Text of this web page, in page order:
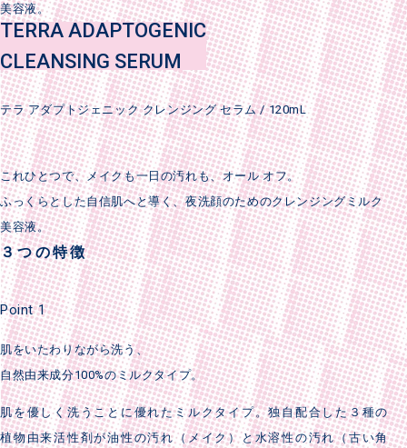
美容液。
TERRA ADAPTOGENIC
CLEANSING SERUM
テラ アダプトジェニック クレンジング セラム / 120mL
これひとつで、メイクも一日の汚れも、オール オフ。
ふっくらとした自信肌へと導く、夜洗顔のためのクレンジングミルク
美容液。
３つの特徴
Point 1
肌をいたわりながら洗う、
自然由来成分100%のミルクタイプ。
肌を優しく洗うことに優れたミルクタイプ。独自配合した３種の
植物由来活性剤が油性の汚れ（メイク）と水溶性の汚れ（古い角